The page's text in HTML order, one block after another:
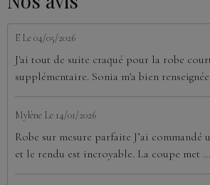
E Le 04/05/2026
J'ai tout de suite craqué pour la robe
supplémentaire. Sonia m'a bien
Mylène Le 14/01/2026
Robe sur mesure parfaite J’ai commandé
et le rendu est incroyable. La coupe met ...